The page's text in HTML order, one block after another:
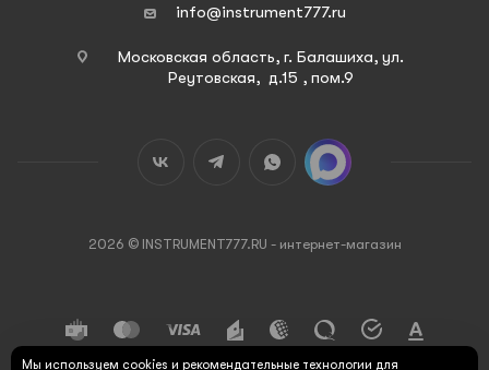
info@instrument777.ru
Московская область, г. Балашиха, ул.
Реутовская, д.15 , пом.9
2026 © INSTRUMENT777.RU - интернет-магазин
Мы используем cookies и рекомендательные технологии для